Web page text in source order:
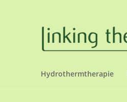
Hydrothermtherapie